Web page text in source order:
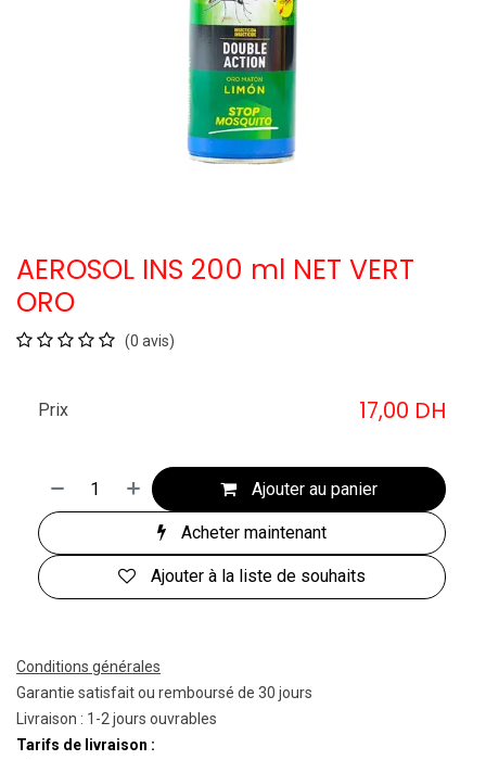
AEROSOL INS 200 ml NET VERT
ORO
(0 avis)
Ajouter au panier
Acheter maintenant
Ajouter à la liste de souhaits
Prix 17,00 DH
Conditions générales
Garantie satisfait ou remboursé de 30 jours
Livraison : 1-2 jours ouvrables
Tarifs de livraison :